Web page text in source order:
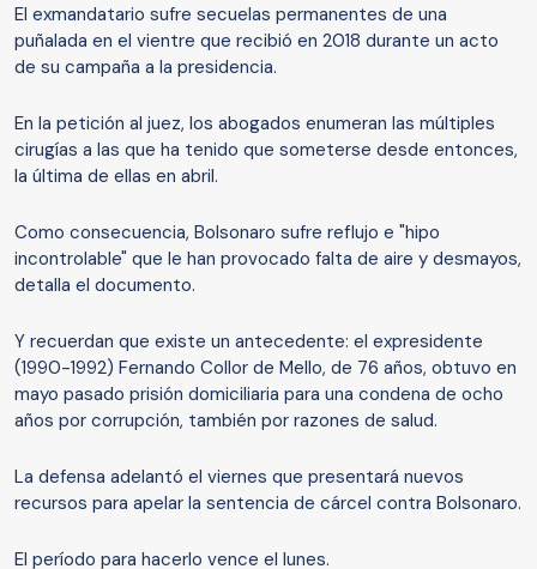
El exmandatario sufre secuelas permanentes de una
puñalada en el vientre que recibió en 2018 durante un acto
de su campaña a la presidencia.
En la petición al juez, los abogados enumeran las múltiples
cirugías a las que ha tenido que someterse desde entonces,
la última de ellas en abril.
Como consecuencia, Bolsonaro sufre reflujo e "hipo
incontrolable" que le han provocado falta de aire y desmayos,
detalla el documento.
Y recuerdan que existe un antecedente: el expresidente
(1990-1992) Fernando Collor de Mello, de 76 años, obtuvo en
mayo pasado prisión domiciliaria para una condena de ocho
años por corrupción, también por razones de salud.
La defensa adelantó el viernes que presentará nuevos
recursos para apelar la sentencia de cárcel contra Bolsonaro.
El período para hacerlo vence el lunes.